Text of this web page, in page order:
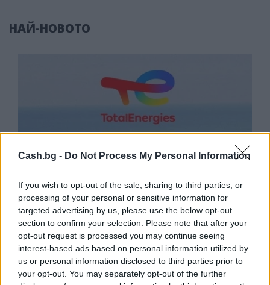
Cash.bg - Do Not Process My Personal Information
If you wish to opt-out of the sale, sharing to third parties, or
processing of your personal or sensitive information for
targeted advertising by us, please use the below opt-out
section to confirm your selection. Please note that after your
opt-out request is processed you may continue seeing
interest-based ads based on personal information utilized by
us or personal information disclosed to third parties prior to
your opt-out. You may separately opt-out of the further
НАЙ-НОВОТО
Природен газ от Кипър ще потече към
Европа през 2028 година
09.08.2026 / 17:30